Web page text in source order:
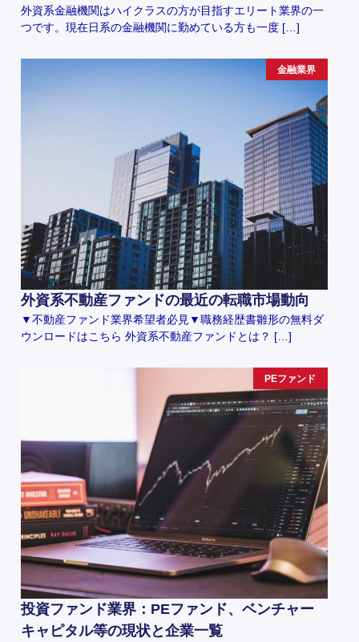
外資系金融機関はハイクラスの方が目指すエリート業界の一
つです。現在日系の金融機関に勤めている方も一度 […]
金融業界
外資系不動産ファンドの最近の転職市場動向
▼不動産ファンド業界希望者必見▼職務経歴書雛形の無料ダ
ウンロードはこちら 外資系不動産ファンドとは？ […]
PEファンド
投資ファンド業界：PEファンド、ベンチャー
キャピタル等の現状と企業一覧